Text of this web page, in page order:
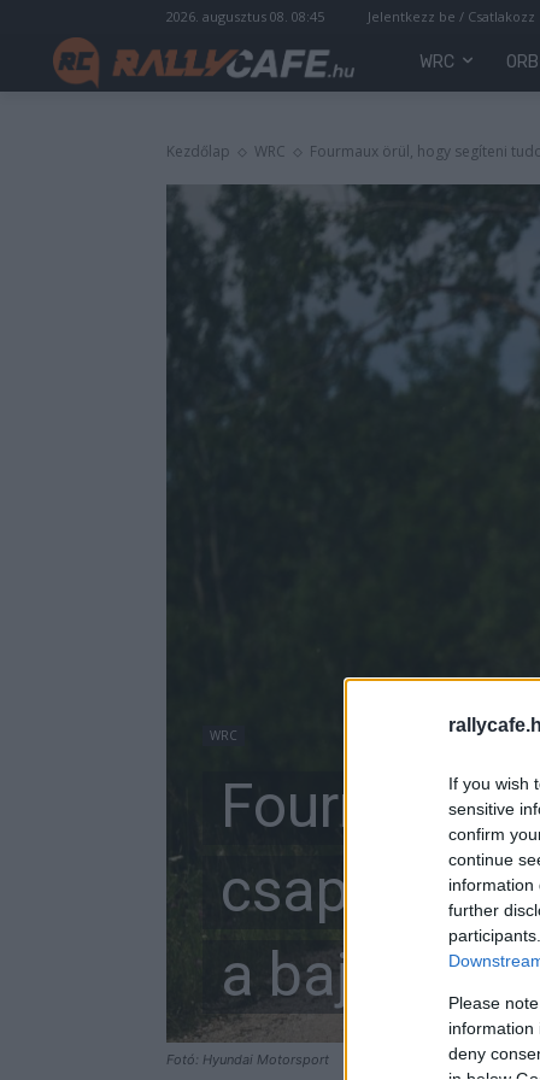
If you wish
sensitive
confirm
continue
information
further
Please
information
deny
2026. augusztus 08. 08:45 Jelentkezz be / Csatlakozz
WRC ORB
Kezdőlap WRC Fourmaux örül, hogy segíteni
Fotó: Hyundai Motorsport
WRC
Fourmaux
a